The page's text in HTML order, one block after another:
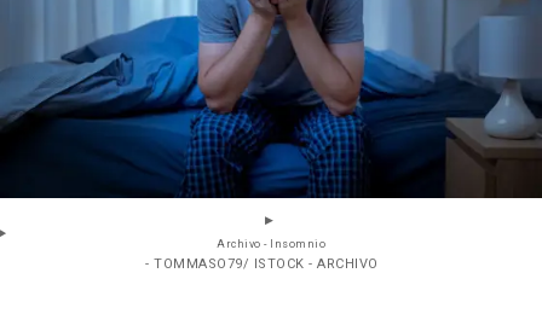
Archivo - Insomnio
- TOMMASO79/ ISTOCK - ARCHIVO